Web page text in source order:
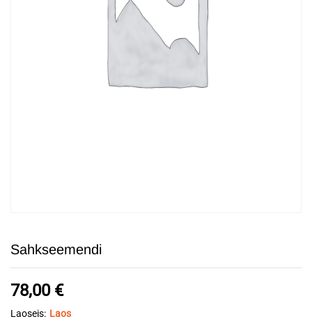
Sahkseemendi
78,00 €
Laoseis: Laos